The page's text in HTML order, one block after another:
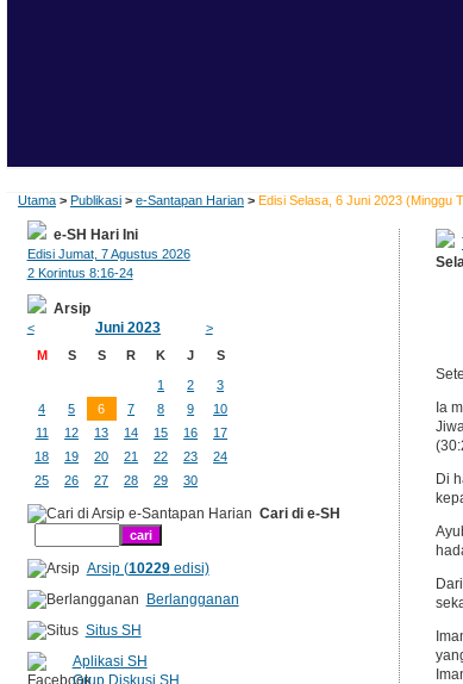
Utama > Publikasi > e-Santapan Harian > Edisi Selasa, 6 Juni 2023 (Minggu
Ia
Di
e-SH Hari Ini
Edisi Jumat, 7 Agustus 2026
2 Korintus 8:16-24
Arsip
< Juni 2023
>
M
S S R K J S
1 2
3
4
5 6 7 8 9
10
11
12 13 14 15 16
17
18
19 20 21 22 23
24
25
26 27 28 29 30
Cari di e-SH
Arsip (10229edisi)
Berlangganan
Situs SH
Aplikasi SH
Grup Diskusi SH